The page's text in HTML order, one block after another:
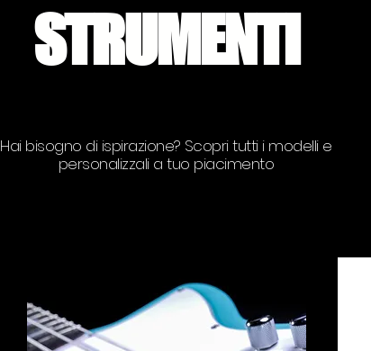
STRUMENTI
Hai bisogno di ispirazione? Scopri tutti i modelli e
personalizzali a tuo piacimento